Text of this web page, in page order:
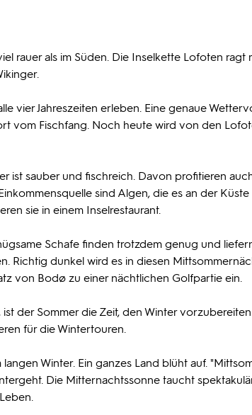
rauer als im Süden. Die Inselkette Lofoten ragt
vier Jahreszeiten erleben. Eine genaue
vom Fischfang. Noch heute wird von den
ist sauber und fischreich. Davon profitieren
sind Algen, die es an der
sie in einem Inselrestaurant.
Schafe finden trotzdem genug und
dunkel wird es in diesen
von Bodø zu einer nächtlichen Golfpartie ein.
der Sommer die Zeit, den Winter
für die Wintertouren.
Winter. Ein ganzes Land blüht auf.
Die Mitternachtssonne taucht